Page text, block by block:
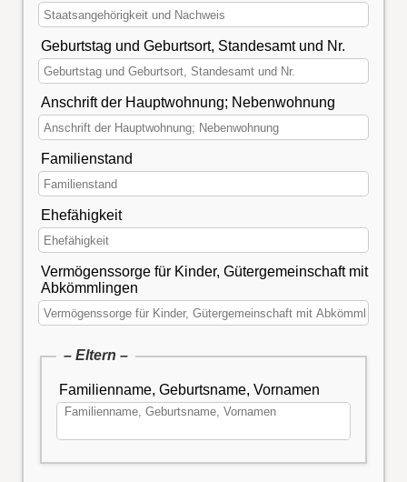
Geburtstag und Geburtsort, Standesamt und Nr.
Anschrift der Hauptwohnung; Nebenwohnung
Familienstand
Ehefähigkeit
Vermögenssorge für Kinder, Gütergemeinschaft mit
Abkömmlingen
– Eltern –
Familienname, Geburtsname, Vornamen